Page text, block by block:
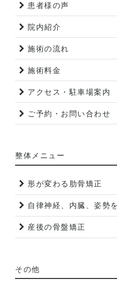
患者様の声
院内紹介
施術の流れ
施術料金
アクセス・駐車場案内
ご予約・お問い合わせ
整体メニュー
形が変わる肋骨矯正
自律神経、内臓、姿勢
産後の骨盤矯正
その他